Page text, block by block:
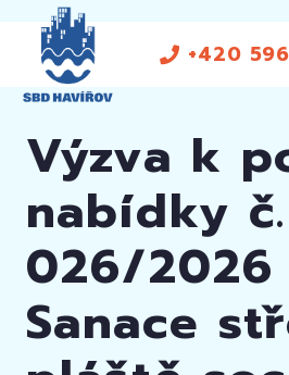
+420
Výzva k
nabídky č.
026/2026
Sanace